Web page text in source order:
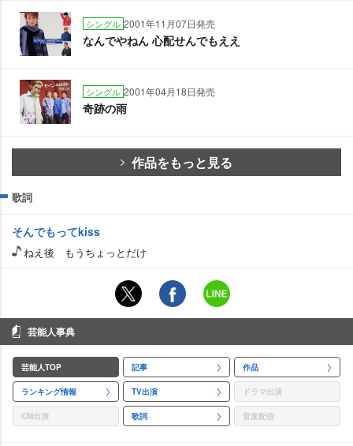
シングル 2001年11月07日発売
なんでやねん 心配せんでもええ
シングル 2001年04月18日発売
奇跡の雨
作品をもっと見る
歌詞
そんでもってkiss
ねえ後 もうちょっとだけ
芸能人事典
芸能人TOP 記事 作品
ランキング情報 TV出演 ドラマ出演
CM出演 歌詞 音楽配信